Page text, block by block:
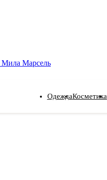
Мила Марсель
ОдеждаКосметика